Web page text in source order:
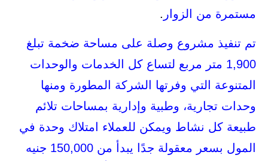
مستمرة من الزوار .
تم تنفيذ مشروع وصلة على مساحة ضخمة تبلغ
1,900 متر مربع
لتساع كل الخدمات والوحدات
المتنوعة التي وفرتها الشركة المطورة ومنها
وحدات تجارية، وطبية وإدارية بمساحات تلائم
طبيعة كل نشاط ويمكن للعملاء امتلاك وحدة في
المول بسعر معقولة جدًا يبدأ من 150,000 جنيه